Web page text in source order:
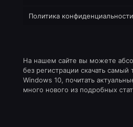
Политика конфиденциальности
На нашем сайте вы можете
без регистрации скачать самый
Windows 10, почитать
много нового из подробных